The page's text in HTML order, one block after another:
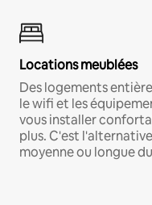
Locations meublées
Des logements
le wifi et les
vous installer
plus. C'est
moyenne ou longue